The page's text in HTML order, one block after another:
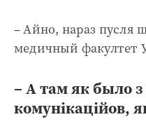
– Айно, нараз пусля
медичный факултет
– А там як было
комунікаційов,